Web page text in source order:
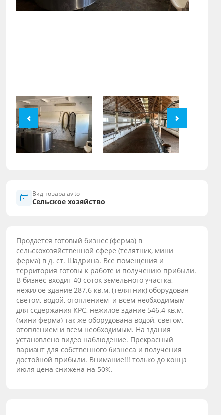
Вид товара avito
Сельское хозяйство
Продается готовый бизнес (ферма) в
сельскохозяйственной сфере (телятник, мини
ферма) в д. ст. Шадрина. Все помещения и
территория готовы к работе и получению прибыли.
В бизнес входит 40 соток земельного участка,
нежилое здание 287.6 кв.м. (телятник) оборудован
светом, водой, отоплением и всем необходимым
для содержания КРС, нежилое здание 546.4 кв.м.
(мини ферма) так же оборудована водой, светом,
отоплением и всем необходимым. На здания
установлено видео наблюдение. Прекрасный
вариант для собственного бизнеса и получения
достойной прибыли. Внимание!!! только до конца
июля цена снижена на 50%.